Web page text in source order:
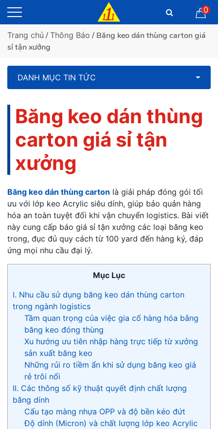
0
Trang chủ / Thông Báo / Băng keo dán thùng carton giá
sỉ tận xưởng
DANH MỤC TIN TỨC
Băng keo dán thùng
carton giá sỉ tận
xưởng
Băng keo dán thùng carton là giải pháp đóng gói tối
ưu với lớp keo Acrylic siêu dính, giúp bảo quản hàng
hóa an toàn tuyệt đối khi vận chuyển logistics. Bài viết
này cung cấp báo giá sỉ tận xưởng các loại băng keo
trong, đục đủ quy cách từ 100 yard đến hàng ký, đáp
ứng mọi nhu cầu đại lý.
Mục Lục
I. Nhu cầu sử dụng băng keo dán thùng carton
trong ngành logistics
Tầm quan trọng của việc gia cố hàng hóa bằng
băng keo đóng thùng
Xu hướng ưu tiên nhập hàng trực tiếp từ xưởng
sản xuất băng keo
Những rủi ro tiềm ẩn khi sử dụng băng keo giá
rẻ trôi nổi
II. Các thông số kỹ thuật quyết định chất lượng
băng dính
Cấu tạo màng nhựa OPP và độ bền kéo đứt
Độ dính (Micron) và chất lượng lớp keo Acrylic